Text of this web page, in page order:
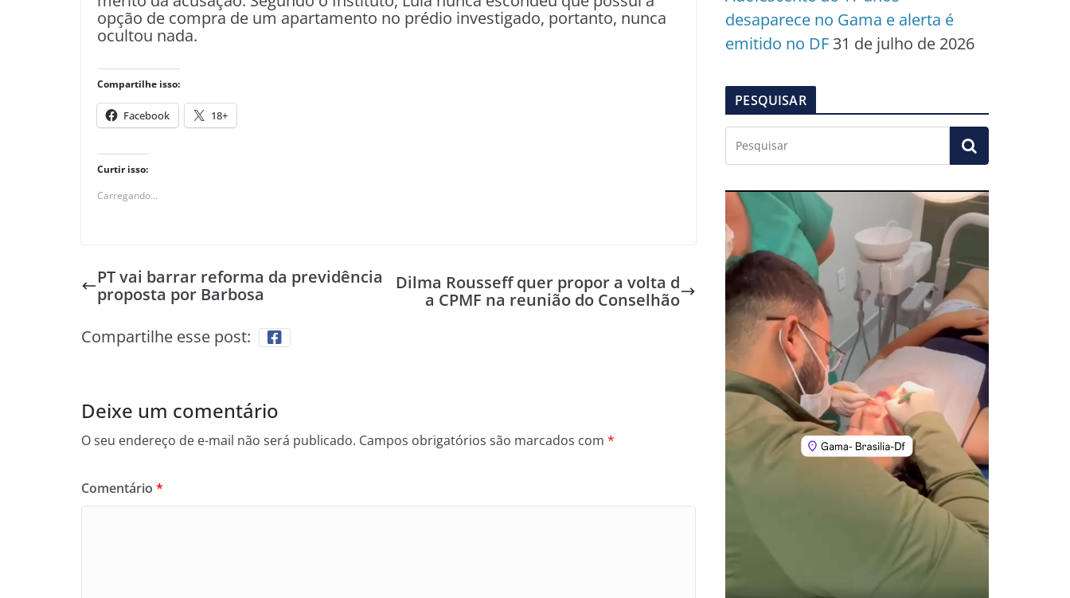
opção de compra de um apartamento no prédio investigado, portanto, nunca
ocultou nada.
Compartilhe isso:
Facebook 18+
Curtir isso:
Carregando...
PT vai barrar reforma da previdência
proposta por Barbosa
Dilma Rousseff quer propor a volta d
a CPMF na reunião do Conselhão
Compartilhe esse post:
Deixe um comentário
O seu endereço de e-mail não será publicado. Campos obrigatórios são marcados com *
Comentário *
desaparece no Gama e alerta é
emitido no DF 31 de julho de 2026
PESQUISAR